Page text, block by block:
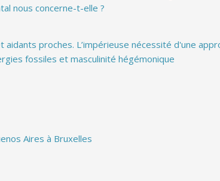
nous concerne-t-elle ?
proches. L’impérieuse nécessité d'une
fossiles et masculinité hégémonique
Aires à Bruxelles